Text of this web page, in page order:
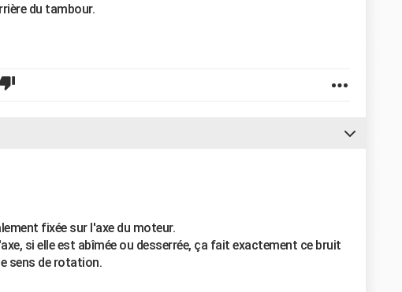
du tambour.
fixée sur l'axe du moteur.
si elle est abîmée ou desserrée, ça fait exactement ce bruit
sens de rotation.